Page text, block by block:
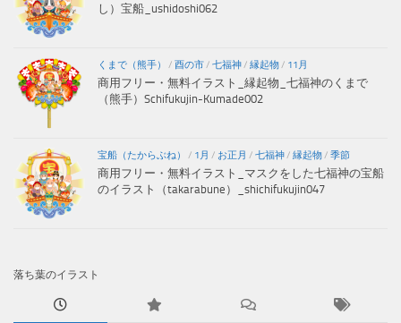
し）宝船_ushidoshi062
くまで（熊手） / 酉の市/ 七福神/ 縁起物/ 11月
商用フリー・無料イラスト_縁起物_七福神のくまで
（熊手）Schifukujin-Kumade002
宝船（たからぶね） / 1月 / お正月 / 七福神/ 縁起物/ 季節
商用フリー・無料イラスト_マスクをした七福神の宝船
のイラスト（takarabune）_shichifukujin047
落ち葉のイラスト